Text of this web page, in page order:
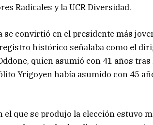
Radicales y la UCR Diversidad.
se convirtió en el presidente más
histórico señalaba como el
quien asumió con 41 años
Yrigoyen había asumido con 45
que se produjo la elección estuvo